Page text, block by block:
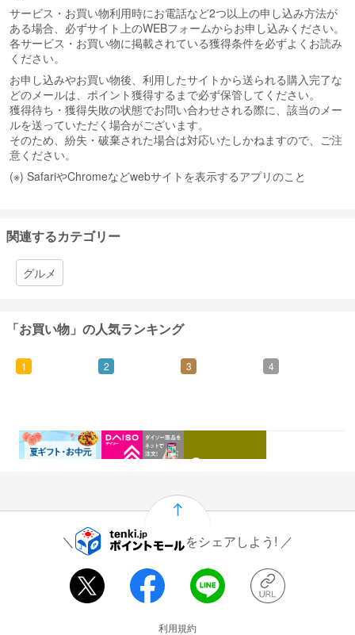
サービス・お買い物利用時にお電話など2つ以上の申し込み方法が
ある場合、必ずサイト上のWEBフォームからお申し込みください。
各サービス・お買い物に掲載されている獲得条件を必ずよくお読み
ください。
お申し込みやお買い物後、利用したサイトから送られる購入完了な
どのメールは、ポイント獲得するまで必ず保管してください。
獲得待ち・獲得失敗の状態でお問い合わせされる際に、該当のメー
ルを送っていただく場合がございます。
そのため、紛失・破棄された場合は対応いたしかねますので、ご注
意ください。
(※) SafariやChromeなどwebサイトを表示するアプリのこと
関連するカテゴリー
グルメ
「お買い物」の人気ランキング
1
0.46%還元
2
1.5%還元
3 4
をシェアしよう!
利用規約